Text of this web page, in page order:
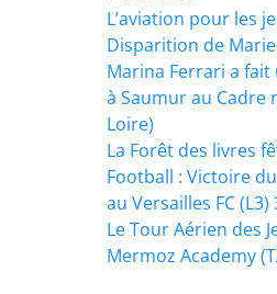
L’aviation pour les
Disparition de
Marina Ferrari a fait
à Saumur au Cadre
Loire)
La Forêt des livres
Football : Victoire
au Versailles FC (L3)
Le Tour Aérien des
Mermoz Academy